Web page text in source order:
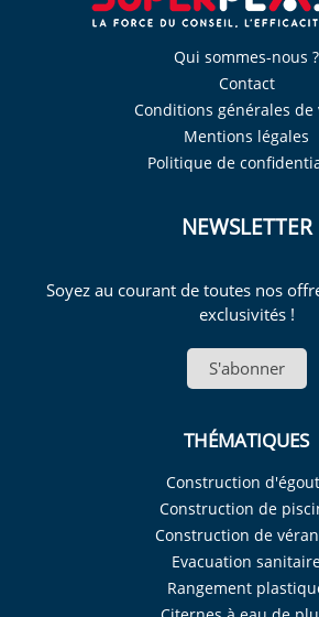
Qui sommes-nous ?
Contact
Conditions générales de
Mentions légales
Politique de
NEWSLETTER
Soyez au courant de toutes nos
exclusivités !
S'abonner
THÉMATIQUES
Construction
Construction de
Construction de
Evacuation
Rangement